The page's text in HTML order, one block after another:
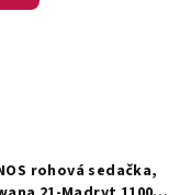
rohová sedačka,